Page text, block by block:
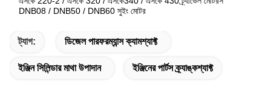
DNB08 / DNB50 / DNB60 সুইং মোটর
ট্যাগ: ডিজেল পারফরম্যান্স ক্যামশ্যাফ্ট
ইঞ্জিন সিলিন্ডার মাথা উপাদান ইঞ্জিনের পার্টস ক্র্যাঙ্কশ্যাফ্ট